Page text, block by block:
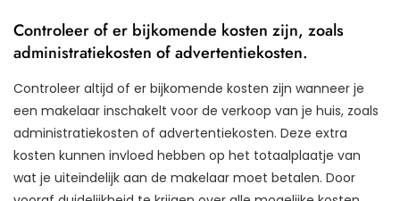
Controleer of er bijkomende kosten zijn, zoals
administratiekosten of advertentiekosten.
Controleer altijd of er bijkomende kosten zijn wanneer je
een makelaar inschakelt voor de verkoop van je huis, zoals
administratiekosten of advertentiekosten. Deze extra
kosten kunnen invloed hebben op het totaalplaatje van
wat je uiteindelijk aan de makelaar moet betalen. Door